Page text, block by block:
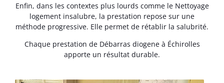
Enfin, dans les contextes plus lourds comme le Nettoyage
logement insalubre, la prestation repose sur une
méthode progressive. Elle permet de rétablir la salubrité.
Chaque prestation de Débarras diogene à Échirolles
apporte un résultat durable.